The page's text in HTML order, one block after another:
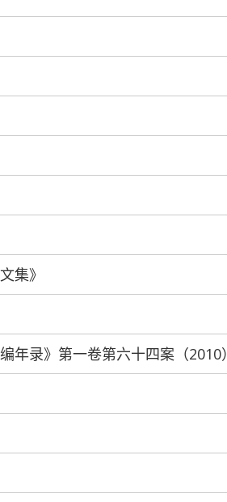
集》
录》第一卷第六十四案（2010）